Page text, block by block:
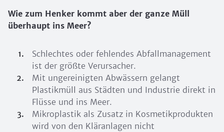
Wie zum Henker kommt aber der ganze Müll
überhaupt ins Meer?
Schlechtes oder fehlendes Abfallmanagement
ist der größte Verursacher.
Mit ungereinigten Abwässern gelangt
Plastikmüll aus Städten und Industrie direkt in
Flüsse und ins Meer.
Mikroplastik als Zusatz in Kosmetikprodukten
wird von den Kläranlagen nicht